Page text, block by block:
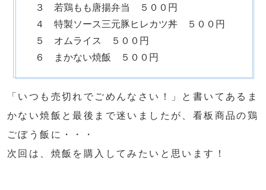
３ 若鶏もも唐揚弁当 ５００円
４ 特製ソース三元豚ヒレカツ丼 ５００円
５ オムライス ５００円
６ まかない焼飯 ５００円
「いつも売切れでごめんなさい！」と書いてあるま
かない焼飯と最後まで迷いましたが、看板商品の鶏
ごぼう飯に・・・
次回は、焼飯を購入してみたいと思います！